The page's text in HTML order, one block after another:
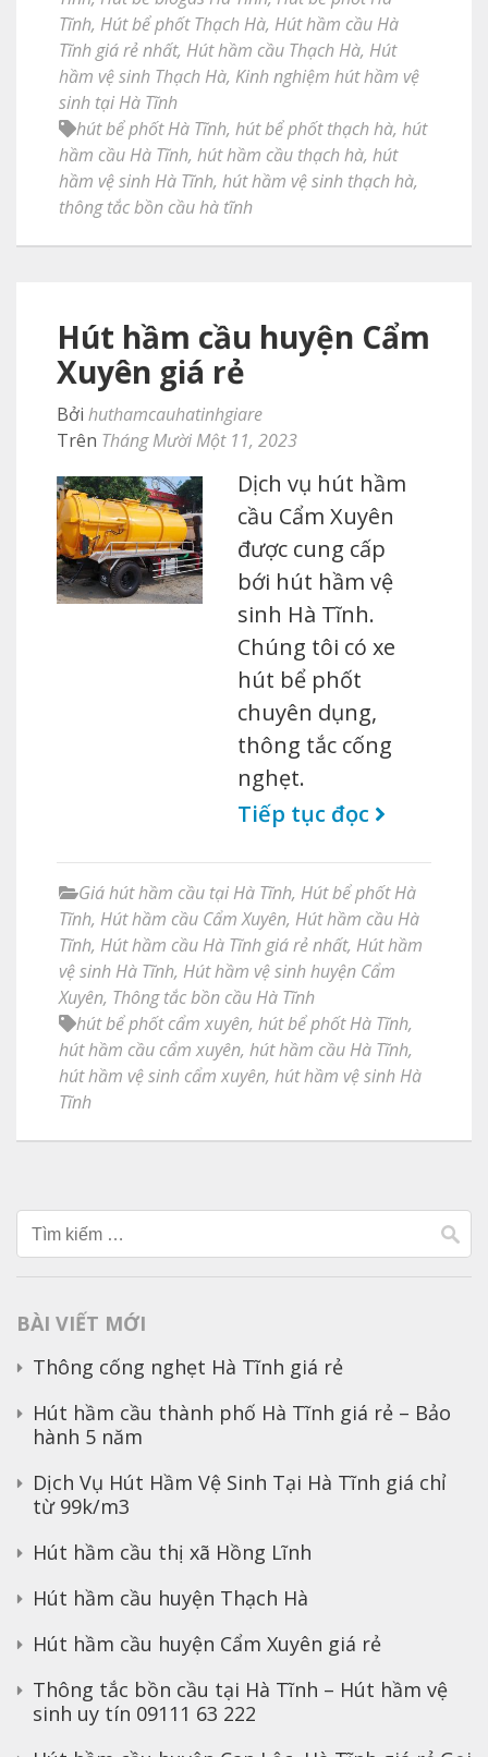
Tĩnh, Hút bể phốt Thạch Hà, Hút hầm cầu Hà
Tĩnh giá rẻ nhất, Hút hầm cầu Thạch Hà, Hút
hầm vệ sinh Thạch Hà, Kinh nghiệm hút hầm vệ
sinh tại Hà Tĩnh
hút bể phốt Hà Tĩnh, hút bể phốt thạch hà, hút
hầm cầu Hà Tĩnh, hút hầm cầu thạch hà, hút
hầm vệ sinh Hà Tĩnh, hút hầm vệ sinh thạch hà,
thông tắc bồn cầu hà tĩnh
Hút hầm cầu huyện Cẩm
Xuyên giá rẻ
Bởi huthamcauhatinhgiare
Trên Tháng Mười Một 11, 2023
Dịch vụ hút hầm
cầu Cẩm Xuyên
được cung cấp
bới hút hầm vệ
sinh Hà Tĩnh.
Chúng tôi có xe
hút bể phốt
chuyên dụng,
thông tắc cống
nghẹt.
Tiếp tục đọc
Giá hút hầm cầu tại Hà Tĩnh, Hút bể phốt Hà
Tĩnh, Hút hầm cầu Cẩm Xuyên, Hút hầm cầu Hà
Tĩnh, Hút hầm cầu Hà Tĩnh giá rẻ nhất, Hút hầm
vệ sinh Hà Tĩnh, Hút hầm vệ sinh huyện Cẩm
Xuyên, Thông tắc bồn cầu Hà Tĩnh
hút bể phốt cẩm xuyên, hút bể phốt Hà Tĩnh,
hút hầm cầu cẩm xuyên, hút hầm cầu Hà Tĩnh,
hút hầm vệ sinh cẩm xuyên, hút hầm vệ sinh Hà
Tĩnh
Tìm
kiếm
BÀI VIẾT MỚI
Thông cống nghẹt Hà Tĩnh giá rẻ
Hút hầm cầu thành phố Hà Tĩnh giá rẻ – Bảo
hành 5 năm
Dịch Vụ Hút Hầm Vệ Sinh Tại Hà Tĩnh giá chỉ
từ 99k/m3
Hút hầm cầu thị xã Hồng Lĩnh
Hút hầm cầu huyện Thạch Hà
Hút hầm cầu huyện Cẩm Xuyên giá rẻ
Thông tắc bồn cầu tại Hà Tĩnh – Hút hầm vệ
sinh uy tín 09111 63 222